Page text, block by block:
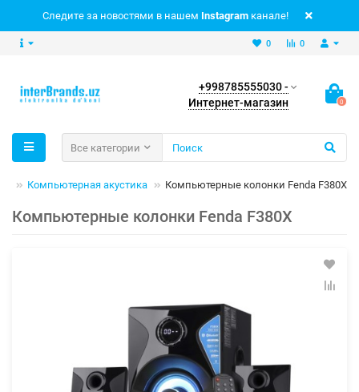
Следите за новостями в нашем Instagram канале!
0
0
+998785555030 -
Интернет-магазин
0
Все категории
Компьютерная акустика Компьютерные колонки Fenda F380X
Компьютерные колонки Fenda F380X